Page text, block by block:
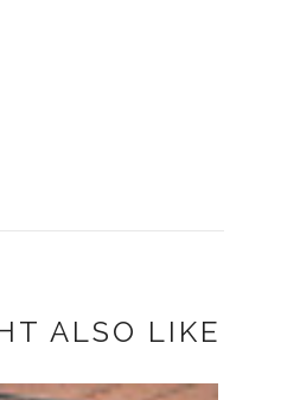
ALSO LIKE